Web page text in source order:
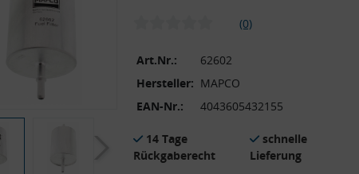
(0)
Art.Nr.:
62602
Hersteller: MAPCO
EAN-Nr.:
4043605432155
14 Tage
Rückgaberecht
schnelle
Lieferung